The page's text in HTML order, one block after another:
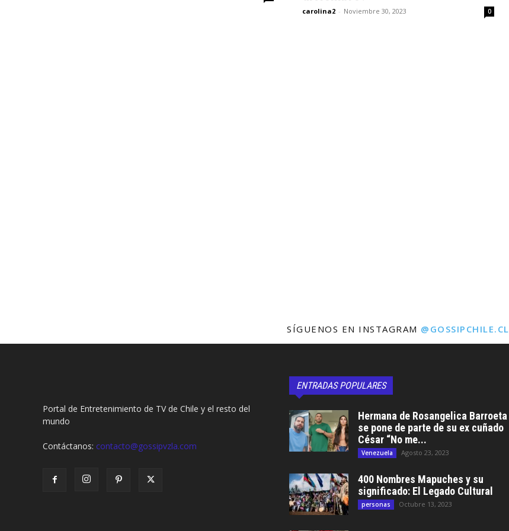
carolina2 - Noviembre 30, 2023 0
SÍGUENOS EN INSTAGRAM @GOSSIPCHILE.CL
Portal de Entretenimiento de TV de Chile y el resto del
mundo
Contáctanos: contacto@gossipvzla.com
ENTRADAS POPULARES
Hermana de Rosangelica Barroeta
se pone de parte de su ex cuñado
César “No me...
Venezuela Agosto 23, 2023
400 Nombres Mapuches y su
significado: El Legado Cultural
personas Octubre 13, 2023